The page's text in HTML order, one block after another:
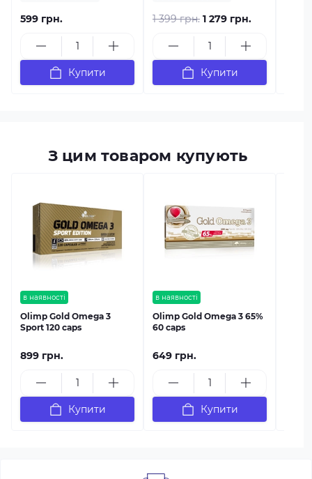
599 грн.
Купити
1 399 грн. 1 279 грн.
Купити
З цим товаром купують
в наявності
Olimp Gold Omega 3
Sport 120 caps
899 грн.
Купити
в наявності
Olimp Gold Omega 3 65%
60 caps
649 грн.
Купити